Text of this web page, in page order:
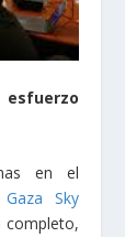
en el
Gaza Sky
completo,